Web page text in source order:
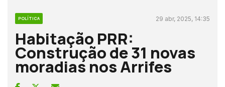
POLÍTICA 29 abr, 2025, 14:35
Habitação PRR:
Construção de 31 novas
moradias nos Arrifes